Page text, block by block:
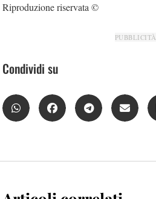
Riproduzione riservata ©
PUBBLICITÀ
Condividi su